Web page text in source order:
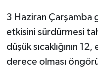
3 Haziran Çarşamba
etkisini sürdürmesi
düşük sıcaklığının 12,
derece olması